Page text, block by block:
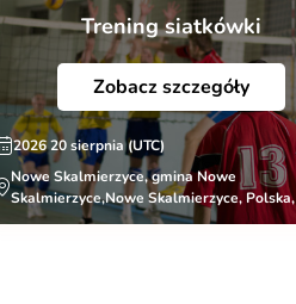
Trening siatkówki
Zobacz szczegóły
2026 20 sierpnia (UTC)
Nowe Skalmierzyce, gmina Nowe
Skalmierzyce,Nowe Skalmierzyce,